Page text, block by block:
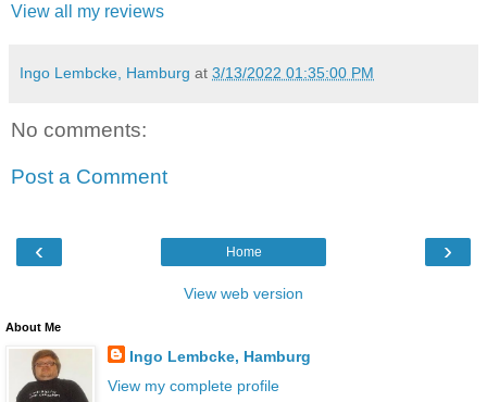
View all my reviews
Ingo Lembcke, Hamburg at 3/13/2022 01:35:00 PM
No comments:
Post a Comment
‹ ›
Home
View web version
About Me
Ingo Lembcke, Hamburg
View my complete profile